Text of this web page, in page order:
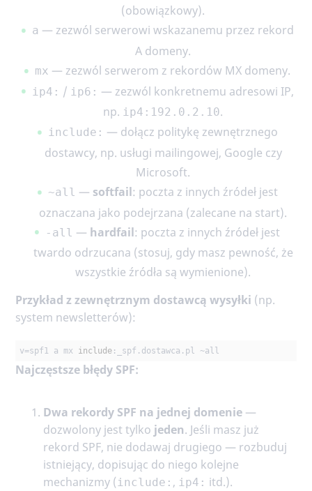
(obowiązkowy).
a — zezwól serwerowi wskazanemu przez rekord
A domeny.
mx — zezwól serwerom z rekordów MX domeny.
ip4: / ip6: — zezwól konkretnemu adresowi IP,
np. ip4:192.0.2.10.
include: — dołącz politykę zewnętrznego
dostawcy, np. usługi mailingowej, Google czy
Microsoft.
~all — softfail: poczta z innych źródeł jest
oznaczana jako podejrzana (zalecane na start).
-all — hardfail: poczta z innych źródeł jest
twardo odrzucana (stosuj, gdy masz pewność, że
wszystkie źródła są wymienione).
Przykład z zewnętrznym dostawcą wysyłki (np.
system newsletterów):
v=spf1 a mx include :_spf.dostawca.pl ~all
Najczęstsze błędy SPF:
Dwa rekordy SPF na jednej domenie —
dozwolony jest tylko jeden. Jeśli masz już
rekord SPF, nie dodawaj drugiego — rozbuduj
istniejący, dopisując do niego kolejne
mechanizmy (include: , ip4: itd.).